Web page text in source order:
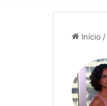
Início /